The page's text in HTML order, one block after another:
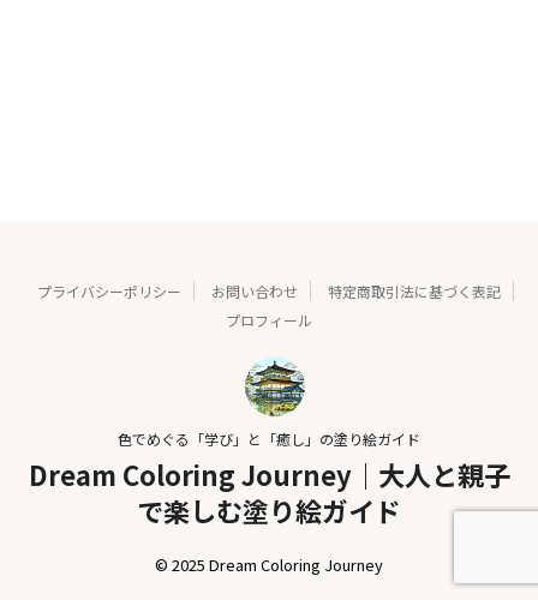
プライバシーポリシー お問い合わせ
特定商取引法に基づく表記
プロフィール
色でめぐる「学び」と「癒し」の塗り絵ガイド
Dream Coloring Journey｜大人と親子
で楽しむ塗り絵ガイド
© 2025 Dream Coloring Journey